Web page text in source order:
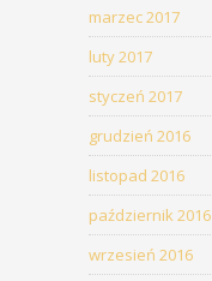
marzec 2017
luty 2017
styczeń 2017
grudzień 2016
listopad 2016
październik 2016
wrzesień 2016